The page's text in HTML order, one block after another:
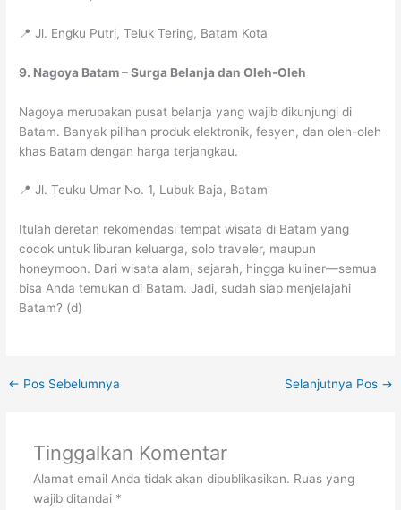
📍 Jl. Engku Putri, Teluk Tering, Batam Kota
9. Nagoya Batam – Surga Belanja dan Oleh-Oleh
Nagoya merupakan pusat belanja yang wajib dikunjungi di
Batam. Banyak pilihan produk elektronik, fesyen, dan oleh-oleh
khas Batam dengan harga terjangkau.
📍 Jl. Teuku Umar No. 1, Lubuk Baja, Batam
Itulah deretan rekomendasi tempat wisata di Batam yang
cocok untuk liburan keluarga, solo traveler, maupun
honeymoon. Dari wisata alam, sejarah, hingga kuliner—semua
bisa Anda temukan di Batam. Jadi, sudah siap menjelajahi
Batam? (d)
← Pos Sebelumnya Selanjutnya Pos →
Tinggalkan Komentar
Alamat email Anda tidak akan dipublikasikan. Ruas yang
wajib ditandai *